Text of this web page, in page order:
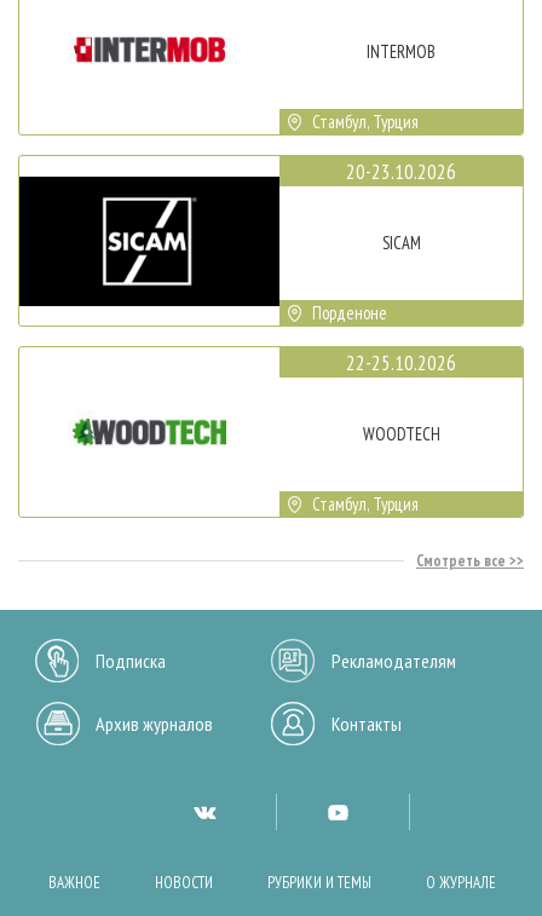
INTERMOB
Стамбул, Турция
20-23.10.2026
SICAM
Порденоне
22-25.10.2026
WOODTECH
Стамбул, Турция
Смотреть все
Подписка Рекламодателям
Архив журналов Контакты
ВАЖНОЕ НОВОСТИ РУБРИКИ И ТЕМЫ О ЖУРНАЛЕ